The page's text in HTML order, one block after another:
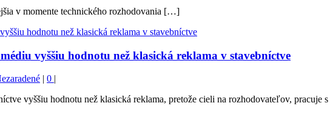
v momente technického rozhodovania […]
vyššiu hodnotu než klasická reklama v stavebníctve
| 0 |
vyššiu hodnotu než klasická reklama, pretože cieli na rozhodovateľov,